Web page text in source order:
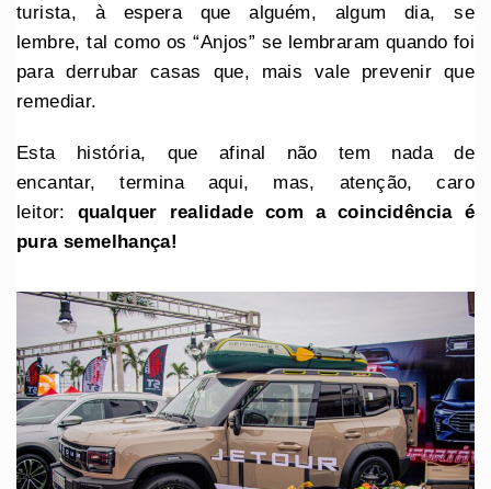
turista, à espera que alguém, algum dia, se
lembre, tal como os “Anjos” se lembraram quando foi
para derrubar casas que, mais vale prevenir que
remediar.
Esta história, que afinal não tem nada de
encantar, termina aqui, mas, atenção, caro
leitor: qualquer realidade com a coincidência é
pura semelhança!